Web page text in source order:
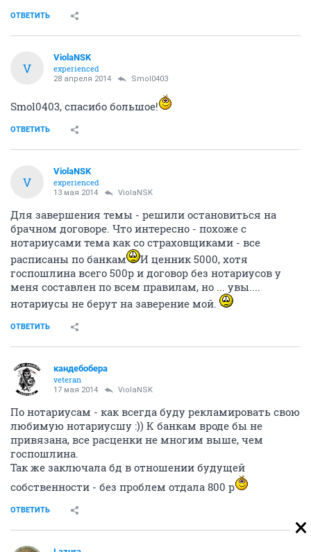
ОТВЕТИТЬ
V
ViolaNSK
experienced
28 апреля 2014 Smol0403
Smol0403, спасибо большое!
ОТВЕТИТЬ
V
ViolaNSK
experienced
13 мая 2014 ViolaNSK
Для завершения темы - решили остановиться на
брачном договоре. Что интересно - похоже с
нотариусами тема как со страховщиками - все
расписаны по банкам
И ценник 5000, хотя
госпошлина всего 500р и договор без нотариусов у
меня составлен по всем правилам, но ... увы....
нотариусы не берут на заверение мой.
ОТВЕТИТЬ
кандебобера
veteran
17 мая 2014 ViolaNSK
По нотариусам - как всегда буду рекламировать свою
любимую нотариусшу :)) К банкам вроде бы не
привязана, все расценки не многим выше, чем
госпошлина.
Так же заключала бд в отношении будущей
собственности - без проблем отдала 800 р
ОТВЕТИТЬ